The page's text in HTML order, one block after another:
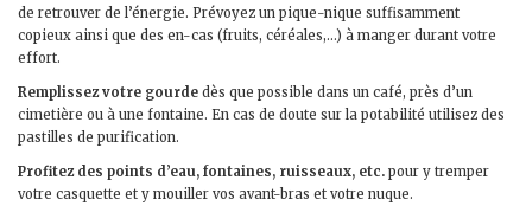
de retrouver de l’énergie. Prévoyez un pique-nique suffisamment
copieux ainsi que des en-cas (fruits, céréales,…) à manger durant votre
effort.
Remplissez votre gourde dès que possible dans un café, près d’un
cimetière ou à une fontaine. En cas de doute sur la potabilité utilisez des
pastilles de purification.
Profitez des points d’eau, fontaines, ruisseaux, etc. pour y tremper
votre casquette et y mouiller vos avant-bras et votre nuque.